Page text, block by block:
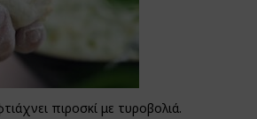
πιροσκί με τυροβολιά.